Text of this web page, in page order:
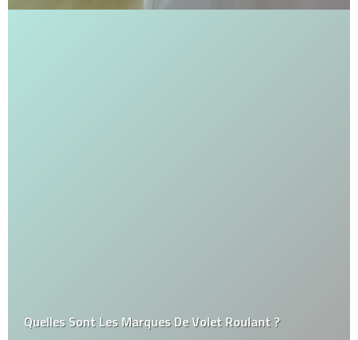
Quelles Sont Les Marques De Volet Roulant ?